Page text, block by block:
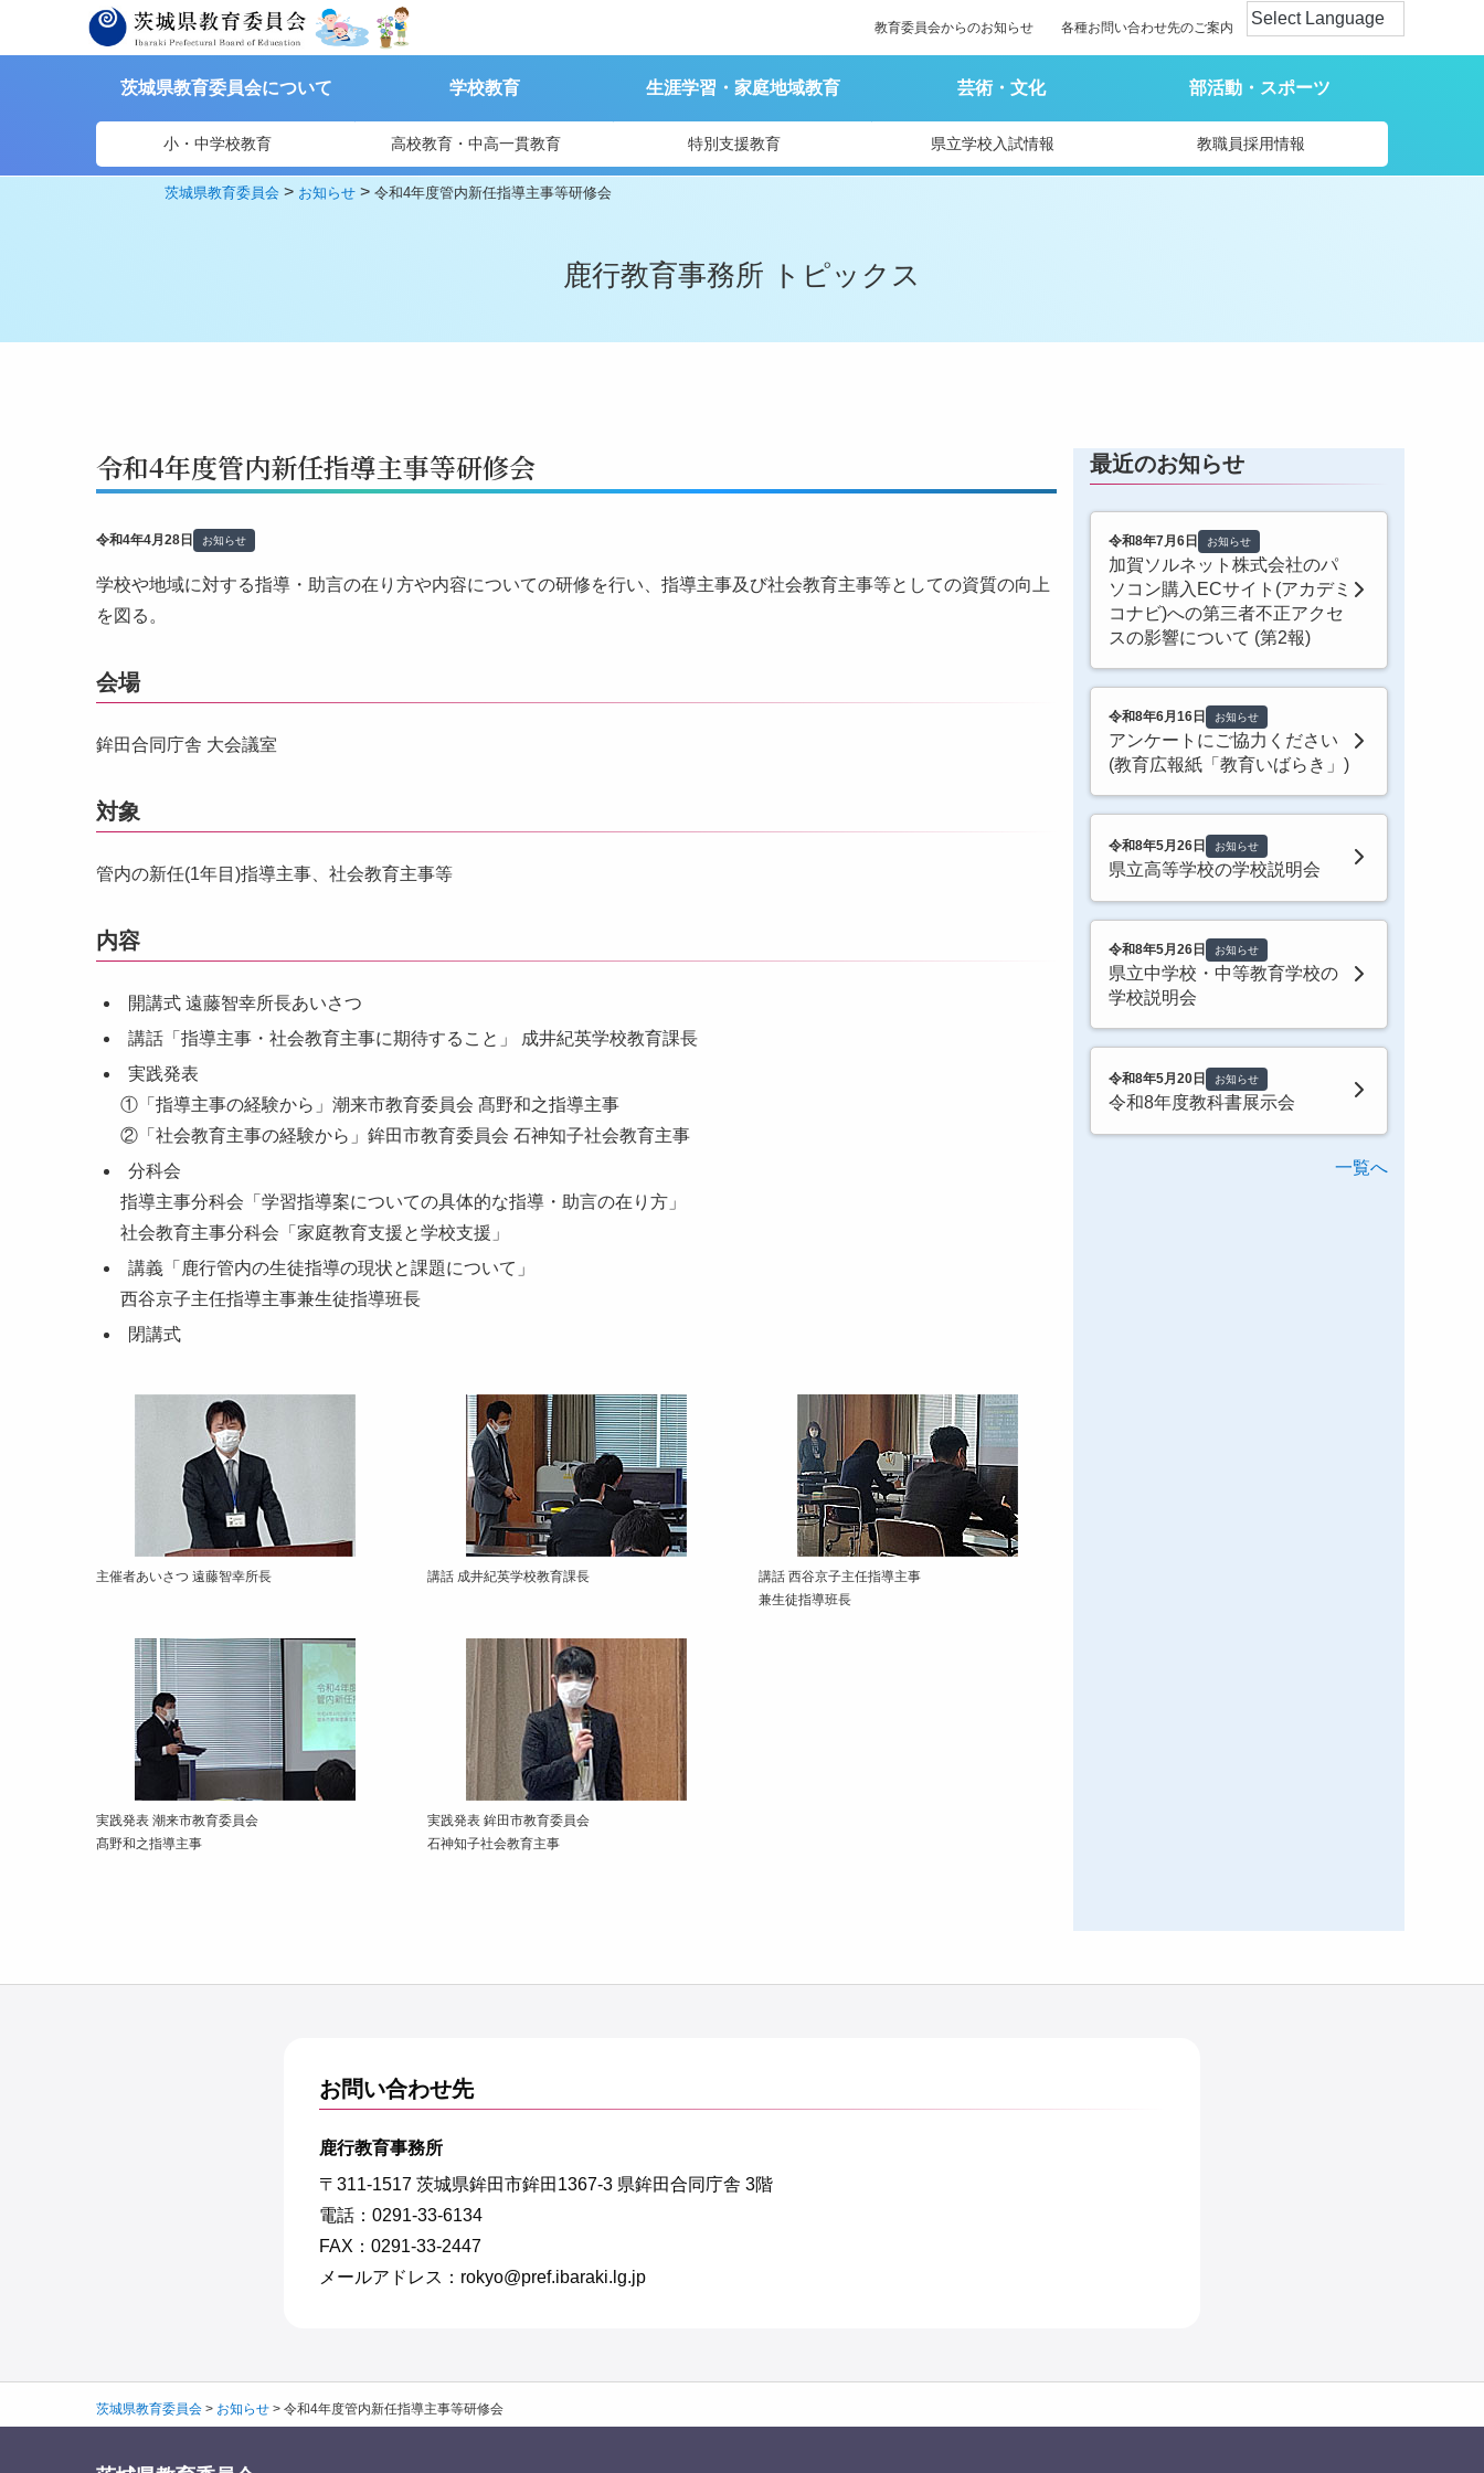
教育委員会からのお知らせ 各種お問い合わせ先のご案内
茨城県教育委員会について 学校教育 生涯学習・家庭地域教育 芸術・文化 部活動・スポーツ
小・中学校教育 高校教育・中高一貫教育 特別支援教育 県立学校入試情報 教職員採用情報
茨城県教育委員会 > お知らせ >令和4年度管内新任指導主事等研修会
鹿行教育事務所 トピックス
令和4年度管内新任指導主事等研修会
令和4年4月28日 お知らせ
学校や地域に対する指導・助言の在り方や内容についての研修を行い、指導主事及び社会教育主事等としての資質の向上
を図る。
会場
鉾田合同庁舎 大会議室
対象
管内の新任(1年目)指導主事、社会教育主事等
内容
開講式 遠藤智幸所長あいさつ
講話「指導主事・社会教育主事に期待すること」 成井紀英学校教育課長
実践発表
①「指導主事の経験から」潮来市教育委員会 髙野和之指導主事
②「社会教育主事の経験から」鉾田市教育委員会 石神知子社会教育主事
分科会
指導主事分科会「学習指導案についての具体的な指導・助言の在り方」
社会教育主事分科会「家庭教育支援と学校支援」
講義「鹿行管内の生徒指導の現状と課題について」
西谷京子主任指導主事兼生徒指導班長
閉講式
主催者あいさつ 遠藤智幸所長 講話 成井紀英学校教育課長
講話 西谷京子主任指導主事
兼生徒指導班長
実践発表 潮来市教育委員会
髙野和之指導主事
実践発表 鉾田市教育委員会
石神知子社会教育主事
最近のお知らせ
令和8年7月6日 お知らせ
加賀ソルネット株式会社のパ
ソコン購入ECサイト(アカデミ
コナビ)への第三者不正アクセ
スの影響について (第2報)
令和8年6月16日 お知らせ
アンケートにご協力ください
(教育広報紙「教育いばらき」)
令和8年5月26日 お知らせ
県立高等学校の学校説明会
令和8年5月26日 お知らせ
県立中学校・中等教育学校の
学校説明会
令和8年5月20日 お知らせ
令和8年度教科書展示会
一覧へ
お問い合わせ先
鹿行教育事務所
〒311-1517 茨城県鉾田市鉾田1367-3 県鉾田合同庁舎 3階
電話：0291-33-6134
FAX：0291-33-2447
メールアドレス：rokyo@pref.ibaraki.lg.jp
茨城県教育委員会 > お知らせ > 令和4年度管内新任指導主事等研修会